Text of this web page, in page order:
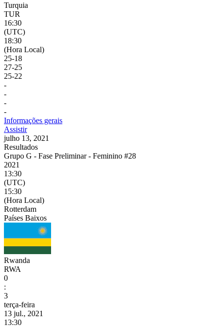
Turquia
TUR
16:30
(UTC)
18:30
(Hora Local)
25-18
27-25
25-22
-
-
-
-
Informações gerais
Assistir
julho 13, 2021
Resultados
Grupo G - Fase Preliminar - Feminino #28
2021
13:30
(UTC)
15:30
(Hora Local)
Rotterdam
Países Baixos
Rwanda
RWA
0
:
3
terça-feira
13 jul., 2021
13:30